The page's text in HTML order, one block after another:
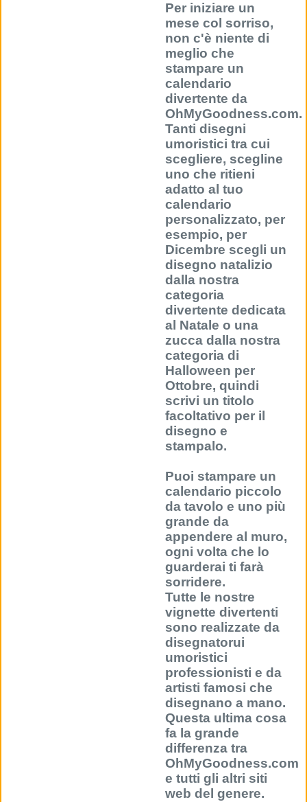
Per iniziare un
mese col sorriso,
non c'è niente di
meglio che
stampare un
calendario
divertente da
OhMyGoodness.com.
Tanti disegni
umoristici tra cui
scegliere, scegline
uno che ritieni
adatto al tuo
calendario
personalizzato, per
esempio, per
Dicembre scegli un
disegno natalizio
dalla nostra
categoria
divertente dedicata
al Natale o una
zucca dalla nostra
categoria di
Halloween per
Ottobre, quindi
scrivi un titolo
facoltativo per il
disegno e
stampalo.
Puoi stampare un
calendario piccolo
da tavolo e uno più
grande da
appendere al muro,
ogni volta che lo
guarderai ti farà
sorridere.
Tutte le nostre
vignette divertenti
sono realizzate da
disegnatorui
umoristici
professionisti e da
artisti famosi che
disegnano a mano.
Questa ultima cosa
fa la grande
differenza tra
OhMyGoodness.com
e tutti gli altri siti
web del genere.